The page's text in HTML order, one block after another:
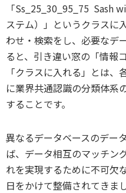
「Ss_25_30_95_75 Sash
ステム）」というクラスに
わせ・検索をし、必要なデ
ると、引き違い窓の「情報
「クラスに入れる」とは
に業界共通認識の分類体系
することです。
異なるデータベースのデー
ば、データ相互のマッチン
れを実現するために不可欠
日をかけて整備されてきま